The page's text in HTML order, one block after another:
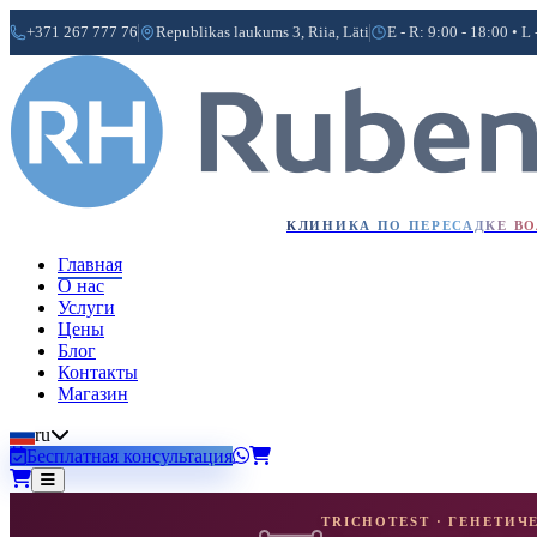
+371 267 777 76 Republikas laukums 3, Riia, Läti E - R: 9:00 - 18:00 • L
КЛИНИКА ПО ПЕРЕСАДКЕ
Главная
О нас
Услуги
Цены
Блог
Контакты
Магазин
ru
Бесплатная консультация
TRICHOTEST ·
МИНОКСИДИЛ ·